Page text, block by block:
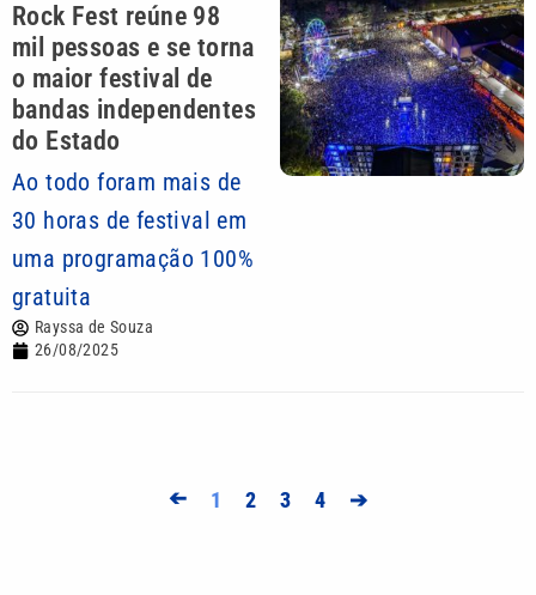
Rock Fest reúne 98
mil pessoas e se torna
o maior festival de
bandas independentes
do Estado
Ao todo foram mais de
30 horas de festival em
uma programação 100%
gratuita
Rayssa de Souza
26/08/2025
➔ 1 2 3 4 ➔